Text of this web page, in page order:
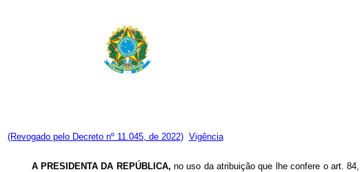
(Revogado pelo Decreto nº 11.045, de 2022) Vigência
A PRESIDENTA DA REPÚBLICA,no uso da atribuição que lhe confere o art. 84,